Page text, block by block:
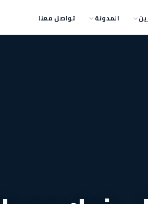
المدونة تواصل معنا